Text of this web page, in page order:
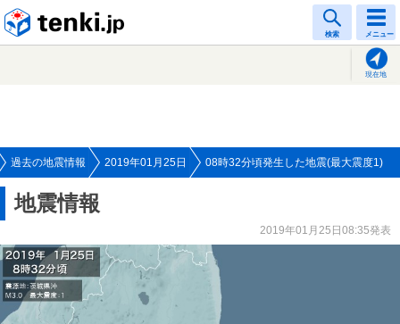
検索 メニュー
現在地
過去の地震情報 2019年01月25日 08時32分頃発生した地震(最大震度1)
地震情報
2019年01月25日08:35発表